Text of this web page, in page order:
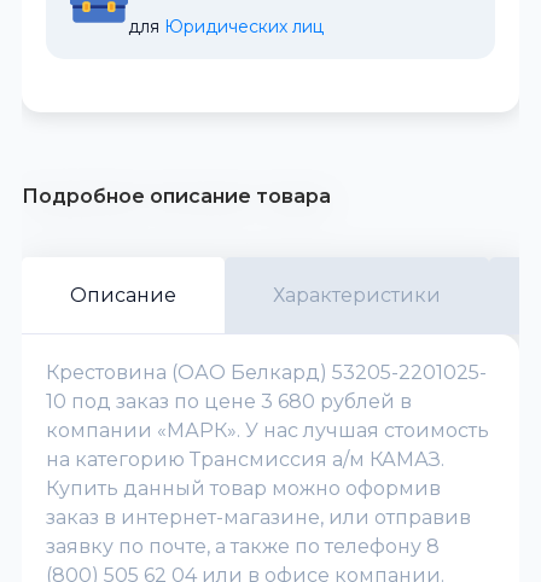
для Юридических лиц
Подробное описание товара
Описание Характеристики
Крестовина (ОАО Белкард) 53205-2201025-
10 под заказ по цене 3 680 рублей в
компании «МАРК». У нас лучшая стоимость
на категорию Трансмиссия а/м КАМАЗ.
Купить данный товар можно оформив
заказ в интернет-магазине, или отправив
заявку по почте, а также по телефону 8
(800) 505 62 04 или в офисе компании.